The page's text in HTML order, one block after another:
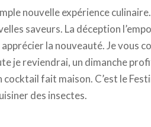
nouvelle expérience
saveurs. La déception
la nouveauté. Je vous
je reviendrai, un dimanche
fait maison. C’est le
des insectes.